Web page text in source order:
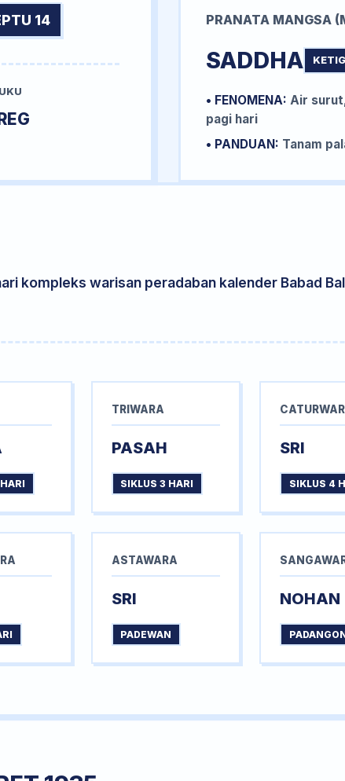
14 PRANATA MANGSA
SADDHA
• FENOMENA: Air
pagi hari
• PANDUAN: Tanam
kompleks warisan peradaban kalender Babad
TRIWARA
PASAH
SIKLUS 3 HARI
SRI
SIKLUS 4
ASTAWARA
SRI
PADEWAN
NOHAN